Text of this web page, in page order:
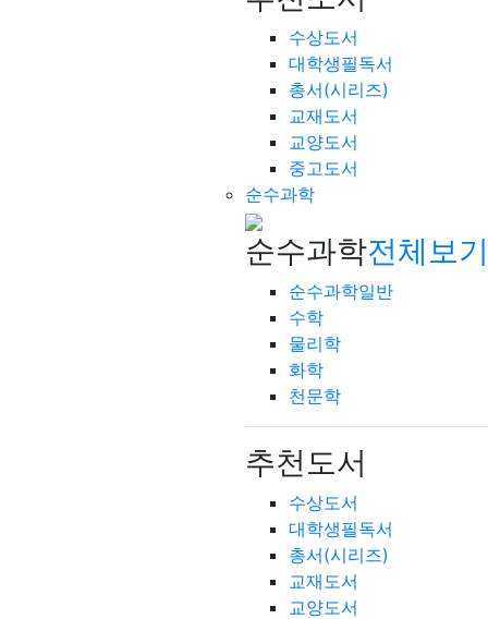
수상도서
대학생필독서
총서(시리즈)
교재도서
교양도서
중고도서
순수과학
순수과학전체보
순수과학일반
수학
물리학
화학
천문학
추천도서
수상도서
대학생필독서
총서(시리즈)
교재도서
교양도서